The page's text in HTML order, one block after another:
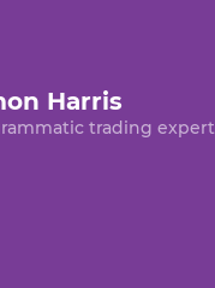
Harris
trading expert